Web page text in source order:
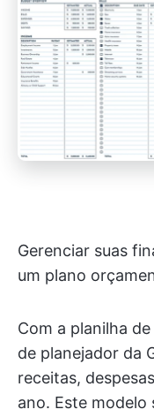
Gerenciar suas
um plano
Com a planilha
de planejador da
receitas,
ano. Este